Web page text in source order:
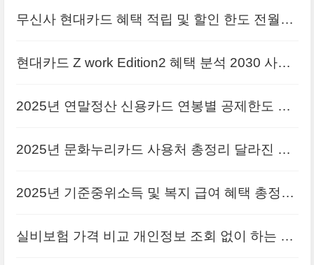
무신사 현대카드 혜택 적립 및 할인 한도 전월실
현대카드 Z work Edition2 혜택 분석 2030 사회
2025년 연말정산 신용카드 연봉별 공제한도 달
2025년 문화누리카드 사용처 총정리 달라진 점
2025년 기준중위소득 및 복지 급여 혜택 총정리
실비보험 가격 비교 개인정보 조회 없이 하는 방